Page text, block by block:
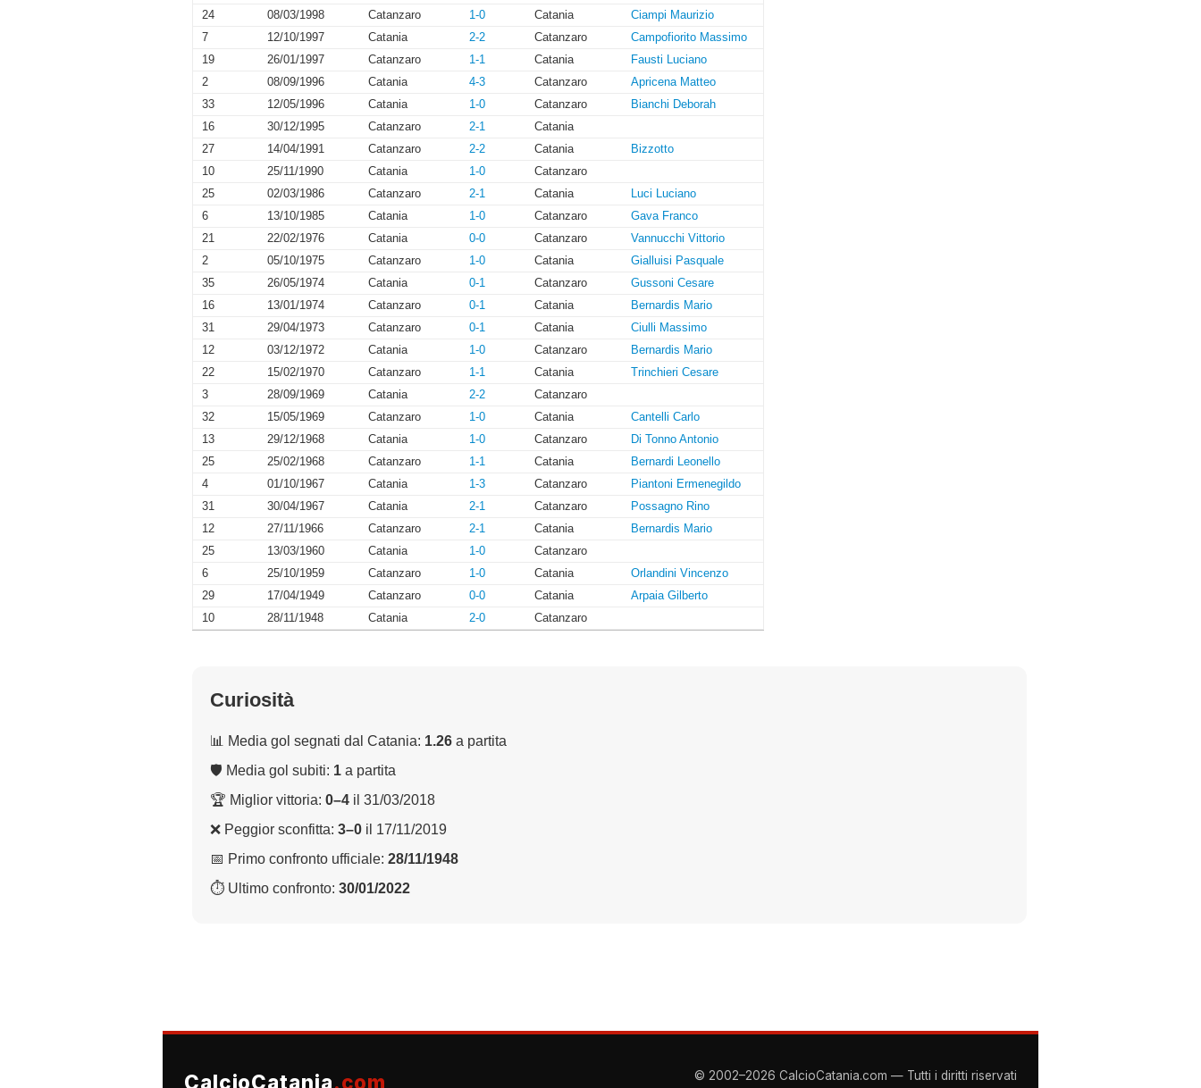
24
08/03/1998 Catanzaro 1-0 Catania
Ciampi Maurizio
7
12/10/1997 Catania 2-2 Catanzaro
Campofiorito Massimo
19
26/01/1997 Catanzaro 1-1 Catania
Fausti Luciano
2
08/09/1996 Catania 4-3 Catanzaro
Apricena Matteo
33
12/05/1996 Catania 1-0 Catanzaro
Bianchi Deborah
16
30/12/1995 Catanzaro 2-1
Catania
27
14/04/1991 Catanzaro 2-2 Catania
Bizzotto
10
25/11/1990 Catania 1-0
Catanzaro
25
02/03/1986 Catanzaro 2-1 Catania
Luci Luciano
6
13/10/1985 Catania 1-0 Catanzaro
Gava Franco
21
22/02/1976 Catania 0-0 Catanzaro
Vannucchi Vittorio
2
05/10/1975 Catanzaro 1-0 Catania
Gialluisi Pasquale
35
26/05/1974 Catania 0-1 Catanzaro
Gussoni Cesare
16
13/01/1974 Catanzaro 0-1 Catania
Bernardis Mario
31
29/04/1973 Catanzaro 0-1 Catania
Ciulli Massimo
12
03/12/1972 Catania 1-0 Catanzaro
Bernardis Mario
22
15/02/1970 Catanzaro 1-1 Catania
Trinchieri Cesare
3
28/09/1969 Catania 2-2
Catanzaro
32
15/05/1969 Catanzaro 1-0 Catania
Cantelli Carlo
13
29/12/1968 Catania 1-0 Catanzaro
Di Tonno Antonio
25
25/02/1968 Catanzaro 1-1 Catania
Bernardi Leonello
4
01/10/1967 Catania 1-3 Catanzaro
Piantoni Ermenegildo
31
30/04/1967 Catania 2-1 Catanzaro
Possagno Rino
12
27/11/1966 Catanzaro 2-1 Catania
Bernardis Mario
25
13/03/1960 Catania 1-0
Catanzaro
6
25/10/1959 Catanzaro 1-0 Catania
Orlandini Vincenzo
29
17/04/1949 Catanzaro 0-0 Catania
Arpaia Gilberto
10
28/11/1948 Catania 2-0 Catanzaro
Curiosità
📊 Media gol segnati dal Catania: 1.26 a partita
🛡 Media gol subiti: 1 a partita
🏆 Miglior vittoria: 0–4 il 31/03/2018
❌ Peggior sconfitta: 3–0 il 17/11/2019
📅 Primo confronto ufficiale: 28/11/1948
⏱ Ultimo confronto: 30/01/2022
CalcioCatania.com © 2002–2026 CalcioCatania.com — Tutti i diritti riservati